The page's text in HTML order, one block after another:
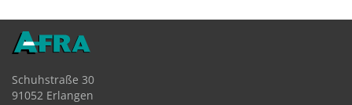
Schuhstraße 30
91052 Erlangen